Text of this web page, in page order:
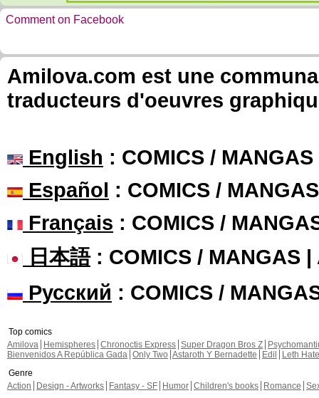
Comment on Facebook
Amilova.com est une
traducteurs d'oeuvres
English : COMICS /
Español : COMICS /
Français : COMICS /
日本語: COMICS / MANGAS |
Русский : COMICS /
Top comics
Amilova
Hemispheres Chronoctis Express Super Dragon Bros Z
Bienvenidos A República Gada Only Two Astaroth Y Bernadette Edil
Leth Hate
Genre
Action
Design - Artworks Fantasy - SF Humor Children's books Romance